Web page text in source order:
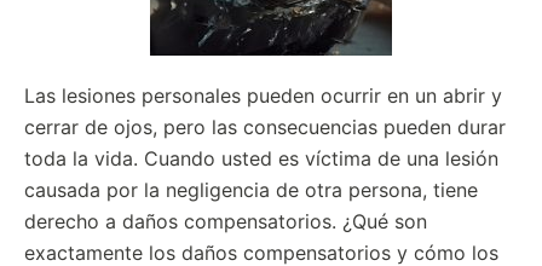
Las lesiones personales pueden ocurrir en un abrir y
cerrar de ojos, pero las consecuencias pueden durar
toda la vida. Cuando usted es víctima de una lesión
causada por la negligencia de otra persona, tiene
derecho a daños compensatorios. ¿Qué son
exactamente los daños compensatorios y cómo los